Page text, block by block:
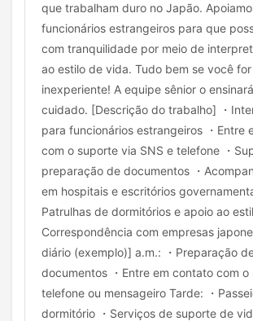
que trabalham duro no Japão.
funcionários estrangeiros para que
com tranquilidade por meio de
ao estilo de vida. Tudo bem se você for
inexperiente! A equipe sênior o
cuidado. [Descrição do trabalho] ・
para funcionários estrangeiros ・Entre
com o suporte via SNS e telefone ・
preparação de documentos ・
em hospitais e escritórios
Patrulhas de dormitórios e apoio ao
Correspondência com empresas
diário (exemplo)] a.m.: ・Preparação
documentos ・Entre em contato com
telefone ou mensageiro Tarde: ・
dormitório ・Serviços de suporte de